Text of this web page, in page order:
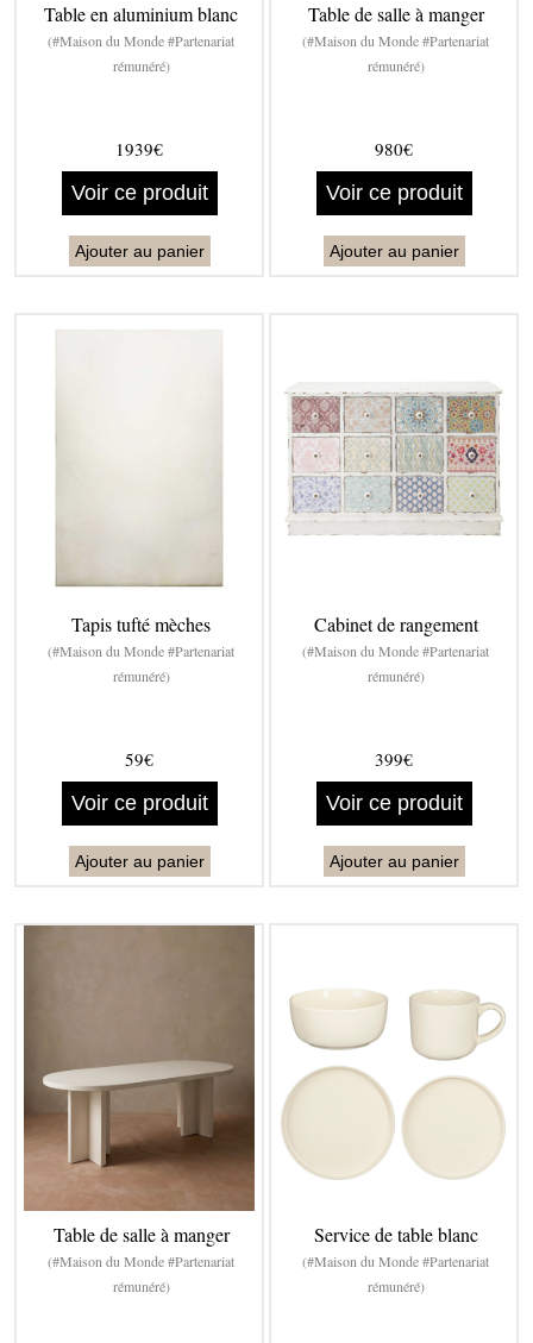
Table en aluminium blanc
(#Maison du Monde #Partenariat
rémunéré)
1939€
Voir ce produit
Ajouter au panier
Table de salle à manger
(#Maison du Monde #Partenariat
rémunéré)
980€
Voir ce produit
Ajouter au panier
Tapis tufté mèches
(#Maison du Monde #Partenariat
rémunéré)
59€
Voir ce produit
Ajouter au panier
Cabinet de rangement
(#Maison du Monde #Partenariat
rémunéré)
399€
Voir ce produit
Ajouter au panier
Table de salle à manger
(#Maison du Monde #Partenariat
rémunéré)
Service de table blanc
(#Maison du Monde #Partenariat
rémunéré)